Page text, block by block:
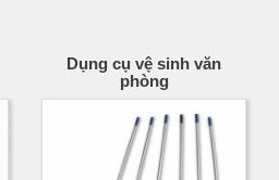
Dụng cụ vệ sinh văn
phòng